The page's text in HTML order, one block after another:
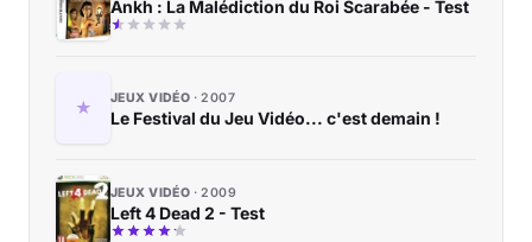
Ankh : La Malédiction du Roi Scarabée - Test
JEUX VIDÉO 2007
Le Festival du Jeu Vidéo... c'est demain !
JEUX VIDÉO 2009
Left 4 Dead 2 - Test